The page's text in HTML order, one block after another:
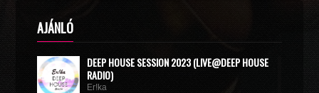
AJÁNLÓ
DEEP HOUSE SESSION 2023 (LIVE@DEEP HOUSE
RADIO)
Er!ka